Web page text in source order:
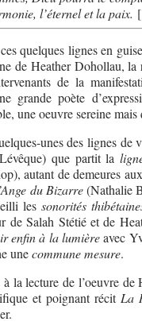
l’éternel et la paix. [
quelques lignes en
de Heather Dohollau, la
de la
grande poète
une oeuvre sereine
unes des lignes de
que partit la
autant de demeures
du Bizarre(Nathalie
lessonorités
de Salah Stétié et de
enfin à la lumièreavec
unecommune mesure.
la lecture de l’oeuvre
et poignant récit La